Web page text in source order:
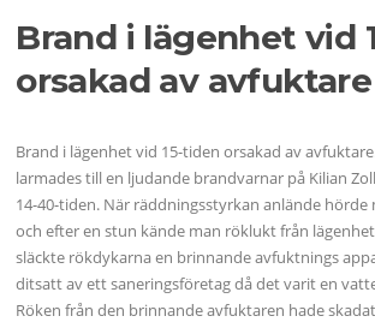
Brand i lägenhet vid
orsakad av avfuktare
Brand i lägenhet vid 15-tiden orsakad av
larmades till en ljudande brandvarnar på Kilian
14-40-tiden. När räddningsstyrkan anlände
och efter en stun kände man röklukt från
släckte rökdykarna en brinnande avfuktnings
ditsatt av ett saneringsföretag då det varit en
Röken från den brinnande avfuktaren hade